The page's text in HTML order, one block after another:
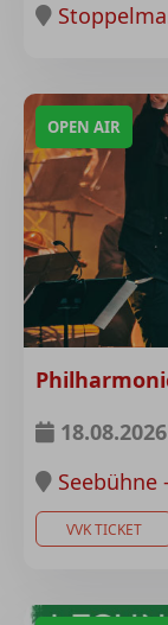
OPEN AIR
18.08.2026
Seebühne
VVK TICKET